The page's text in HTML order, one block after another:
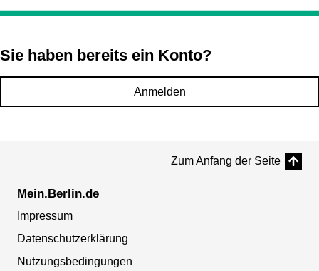
Sie haben bereits ein Konto?
Anmelden
Zum Anfang der Seite
Mein.Berlin.de
Impressum
Datenschutzerklärung
Nutzungsbedingungen